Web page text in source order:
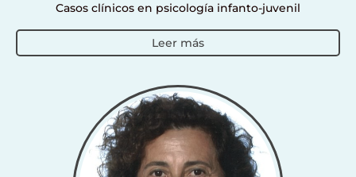
Casos clínicos en psicología infanto-juvenil
Leer más